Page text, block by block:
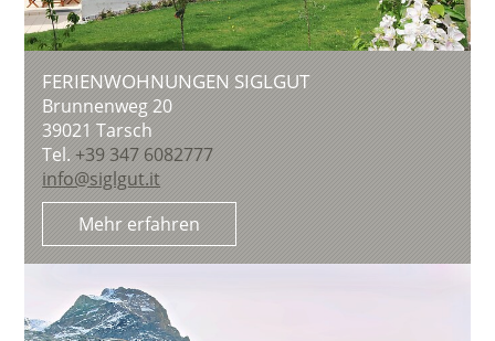
FERIENWOHNUNGEN SIGLGUT
Brunnenweg 20
39021 Tarsch
Tel.+39 347 6082777
info@siglgut.it
Mehr erfahren